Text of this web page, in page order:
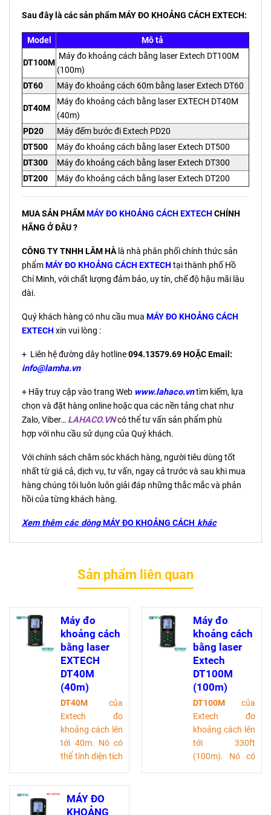
Sau đây là các sản phẩm MÁY ĐO KHOẢNG CÁCH EXTECH:
Model Mô tả
DT100M
Máy đo khoảng cách bằng laser Extech DT100M
(100m)
DT60
Máy đo khoảng cách 60m bằng laser Extech DT60
DT40M
Máy đo khoảng cách bằng laser EXTECH DT40M
(40m)
PD20
Máy đếm bước đi Extech PD20
DT500
Máy đo khoảng cách bằng laser Extech DT500
DT300
Máy đo khoảng cách bằng laser Extech DT300
DT200
Máy đo khoảng cách bằng laser Extech DT200
MUA SẢN PHẨMMÁY ĐO KHOẢNG CÁCH EXTECH CHÍNH
HÃNG Ở ĐÂU ?
CÔNG TY TNHH LÂM HÀlà nhà phân phối chính thức sản
phẩmMÁY ĐO KHOẢNG CÁCH EXTECH tại thành phố Hồ
Chí Minh, với chất lượng đảm bảo, uy tín, chế độ hậu mãi lâu
dài.
Quý khách hàng có nhu cầu mua MÁY ĐO KHOẢNG CÁCH
EXTECH xin vui lòng :
+ Liên hệ đường dây hotline094.13579.69 HOẶC Email:
info@lamha.vn
+ Hãy truy cập vào trang Web www.lahaco.vntìm kiếm, lựa
chọn và đặt hàng online hoặc qua các nền tảng chat như
Zalo, Viber… LAHACO.VNcó thể tư vấn sản phẩm phù
hợp với nhu cầu sử dụng của Quý khách.
Với chính sách chăm sóc khách hàng, người tiêu dùng tốt
nhất từ giá cả, dịch vụ, tư vấn, ngay cả trước và sau khi mua
hàng chúng tôi luôn luôn giải đáp những thắc mắc và phản
hồi của từng khách hàng.
Xem thêm các dòngMÁY ĐO KHOẢNG CÁCH khác
Sản phẩm liên quan
Máy đo
khoảng cách
bằng laser
EXTECH
DT40M
(40m)
DT40M của
Extech đo
khoảng cách lên
tới 40m. Nó có
thể tính diện tích
Định lý
Pythagore tích
hợp cho phép
Máy đo
khoảng cách
bằng laser
Extech
DT100M
(100m)
DT100M của
Extech đo
khoảng cách lên
tới 330ft
(100m). Nó có
MÁY ĐO
KHOẢNG